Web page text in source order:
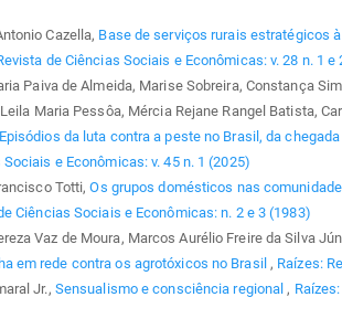
Cazella, Base de serviços rurais estratégicos
de Ciências Sociais e Econômicas: v. 28 n. 1 e
Paiva de Almeida, Marise Sobreira, Constança
Maria Pessôa, Mércia Rejane Rangel Batista,
Episódios da luta contra a peste no Brasil, da
e Econômicas: v. 45 n. 1 (2025)
Totti,Os grupos domésticos nas
Ciências Sociais e Econômicas: n. 2 e 3 (1983)
Vaz de Moura, Marcos Aurélio Freire da Silva
em rede contra os agrotóxicos no Brasil , Raízes:
Jr., Sensualismo e consciência regional,